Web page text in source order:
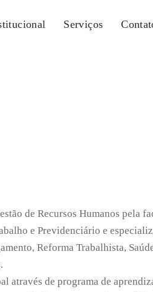
Serviços
de Recursos Humanos pela
e Previdenciário e
Reforma Trabalhista,
de programa de